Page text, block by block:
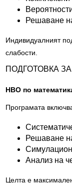
Решаване
Индивидуалният
слабости.
ПОДГОТОВКА
НВО по
Програмата
Решаване
Анализ на
Целта е